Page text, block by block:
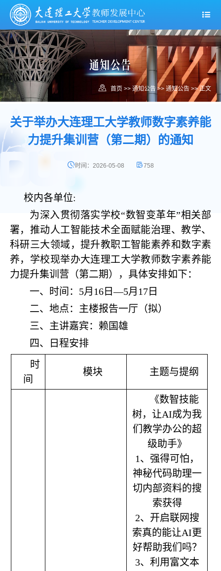
首页 >> 通知公告 >> 通知公告 >> 正文
关于举办大连理工大学教师数字素养能
力提升集训营（第二期）的通知
时间：2026-05-08 758
校内各单位:
为深入贯彻落实学校“数智变革年”相关部
署，推动人工智能技术全面赋能治理、教学、
科研三大领域，提升教职工智能素养和数字素
养，学校现举办大连理工大学教师数字素养能
力提升集训营（第二期），具体安排如下：
一、时间：5月16日—5月17日
二、地点：主楼报告一厅（拟）
三、主讲嘉宾：赖国雄
四、日程安排
时
间
模块 主题与提纲
《数智技能
树，让AI成为我
们教学办公的超
级助手》
1、强得可怕，
神秘代码助理一
切内部资料的搜
索获得
2、开启联网搜
索真的能让AI更
好帮助我们吗？
3、利用富文本